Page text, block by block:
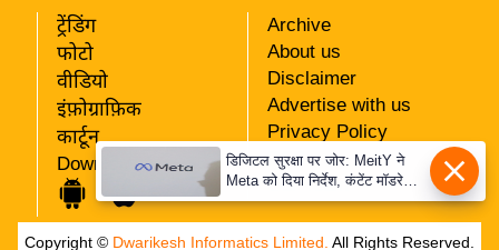
ज
वु
ट्रेंडिंग
फोटो
वीडियो
इंफ़ोग्राफ़िक
कार्टून
Download App
Archive
About us
Disclaimer
Advertise with us
Privacy Policy
RSS
Our Team
Copyright © Dwarikesh Informatics Limited. All Rights Reserved.
डिजिटल सुरक्षा पर जोर: MeitY ने
Meta को दिया निर्देश, कंटेंट मॉडरेशन
मजबूत करे